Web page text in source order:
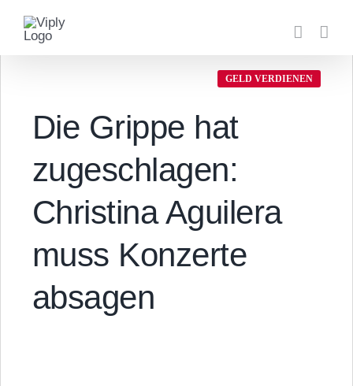
Inhalt
springen
GELD VERDIENEN
Die Grippe hat
zugeschlagen:
Christina Aguilera
muss Konzerte
absagen